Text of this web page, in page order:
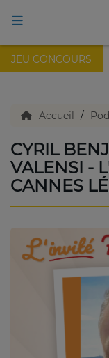
JEU CONCOURS
Nikaïa de Nice !
TV en direct
Replay TV
Emissions Radio
Emissions TV
Accueil
CYRIL
VALENSI -
CANNES